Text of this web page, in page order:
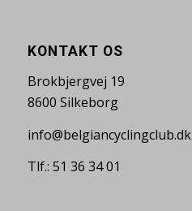
KONTAKT OS
Brokbjergvej 19
8600 Silkeborg
info@belgiancyclingclub.dk
Tlf.: 51 36 34 01